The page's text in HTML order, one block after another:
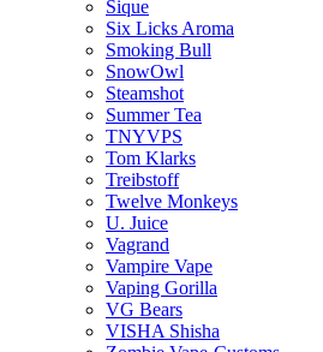
Sique
Six Licks Aroma
Smoking Bull
SnowOwl
Steamshot
Summer Tea
TNYVPS
Tom Klarks
Treibstoff
Twelve Monkeys
U. Juice
Vagrand
Vampire Vape
Vaping Gorilla
VG Bears
VISHA Shisha